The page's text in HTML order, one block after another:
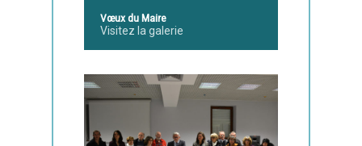
Vœux du Maire
Visitez la galerie